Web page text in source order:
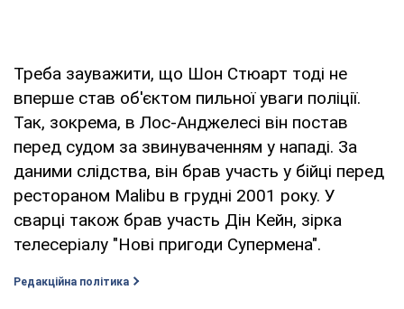
Треба зауважити, що Шон Стюарт тоді не
вперше став об'єктом пильної уваги поліції.
Так, зокрема, в Лос-Анджелесі він постав
перед судом за звинуваченням у нападі. За
даними слідства, він брав участь у бійці перед
рестораном Malibu в грудні 2001 року. У
сварці також брав участь Дін Кейн, зірка
телесеріалу "Нові пригоди Супермена".
Редакційна політика